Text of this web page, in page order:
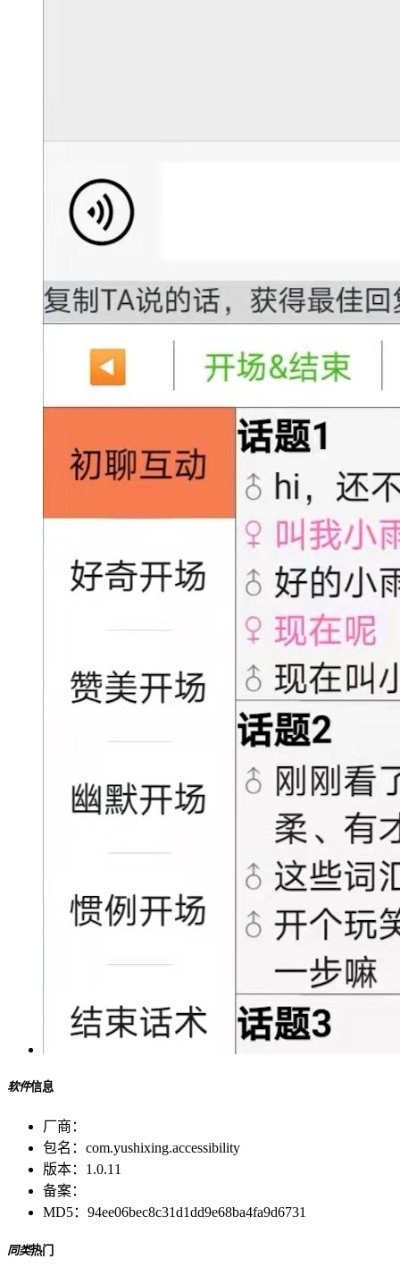
软件信息
厂商：
包名： com.yushixing.accessibility
版本： 1.0.11
备案：
MD5： 94ee06bec8c31d1dd9e68ba4fa9d6731
同类热门